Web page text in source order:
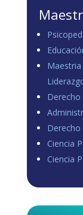
Derecho
Ciencia
Ciencia